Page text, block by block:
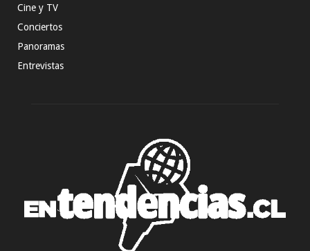
Cine y TV
Conciertos
Panoramas
Entrevistas